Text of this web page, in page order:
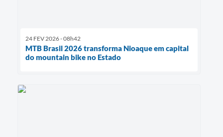
24 FEV 2026 - 08h42
MTB Brasil 2026 transforma Nioaque em capital
do mountain bike no Estado